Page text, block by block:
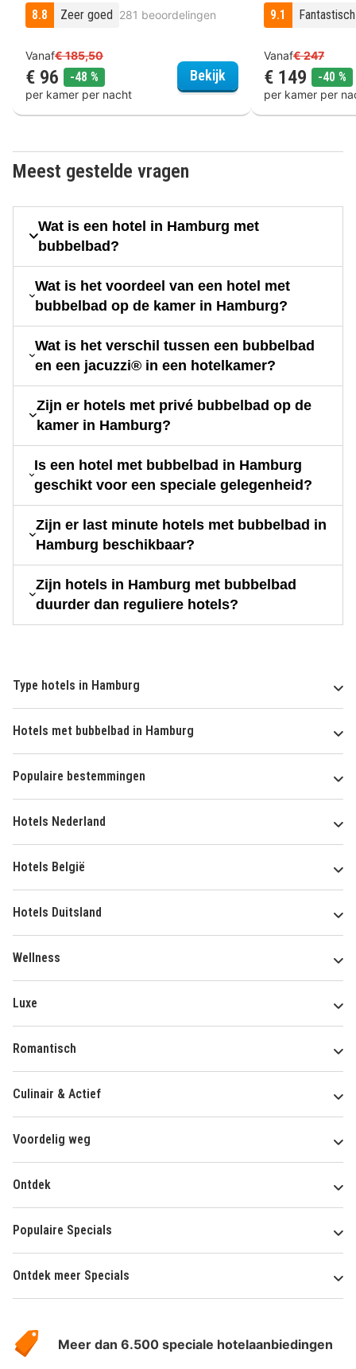
8.8 Zeer goed 281 beoordelingen
Vanaf€ 185,50
€ 96 -48 %
per kamer per nacht
Bekijk sylc. Apartmenthotel
9.1 Fantastisch
Vanaf€ 247
€ 149 -40 %
per kamer per
Meest gestelde vragen
Wat is een hotel in Hamburg met
bubbelbad?
Wat is het voordeel van een hotel met
bubbelbad op de kamer in Hamburg?
Wat is het verschil tussen een bubbelbad
en een jacuzzi® in een hotelkamer?
Zijn er hotels met privé bubbelbad op de
kamer in Hamburg?
Is een hotel met bubbelbad in Hamburg
geschikt voor een speciale gelegenheid?
Zijn er last minute hotels met bubbelbad in
Hamburg beschikbaar?
Zijn hotels in Hamburg met bubbelbad
duurder dan reguliere hotels?
Type hotels in Hamburg
Hotels met bubbelbad in Hamburg
Populaire bestemmingen
Hotels Nederland
Hotels België
Hotels Duitsland
Wellness
Luxe
Romantisch
Culinair & Actief
Voordelig weg
Ontdek
Populaire Specials
Ontdek meer Specials
HotelSpecials
Meer dan 6.500 speciale hotelaanbiedingen